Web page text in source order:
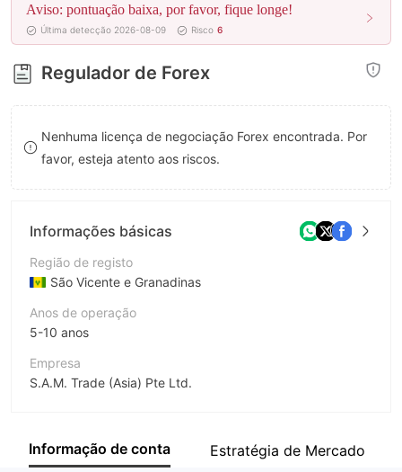
8
9
9
Aviso: pontuação baixa, por favor, fique longe!
Última detecção 2026-08-09 Risco 6
Regulador de Forex
Nenhuma licença de negociação Forex encontrada. Por
favor, esteja atento aos riscos.
Informações básicas
Região de registo
São Vicente e Granadinas
Anos de operação
5-10 anos
Empresa
S.A.M. Trade (Asia) Pte Ltd.
Funcionário da empresa
Informação de conta Estratégia de Mercado